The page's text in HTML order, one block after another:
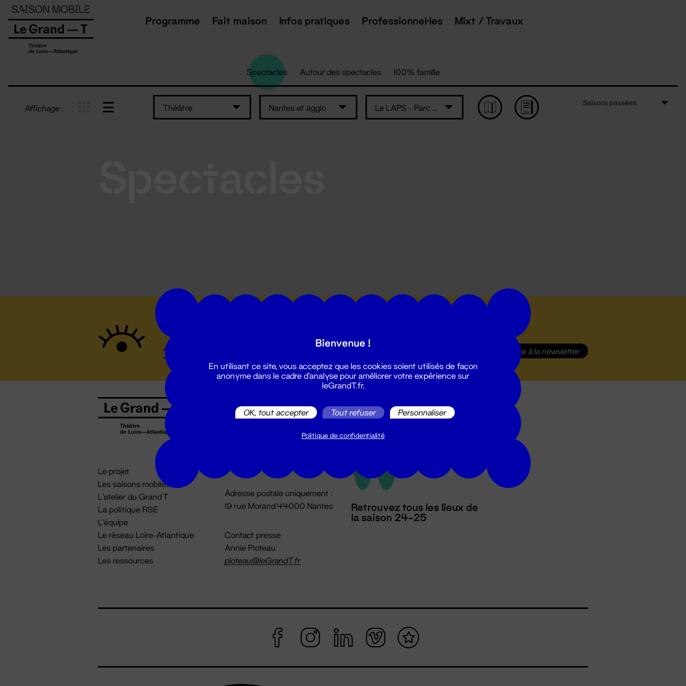
Programme Fait maison Infos pratiques Professionnel·les Mixt / Travaux
Spectacles Autour des spectacles 100% famille
Affichage : Théâtre Nantes et agglo Le LAPS - Parc des Expositions - Nantes
Saisons passées
S'inscrire à la newsletter
Le projet
Les saisons mobiles
L'atelier du Grand T
La politique RSE
L'équipe
Le réseau Loire-Atlantique
Les partenaires
Les ressources
02 51 88 25 25
Du lundi au vendredi 14h → 18h
Adresse postale uniquement :
19 rue Morand 44000 Nantes
Contact presse
Annie Ploteau
ploteau@leGrandT.fr
Retrouvez tous les lieux de
la saison 24-25
Panneau de gestion des cookies
Bienvenue !
En utilisant ce site, vous acceptez que les cookies soient utilisés de façon
anonyme dans le cadre d'analyse pour améliorer votre expérience sur
leGrandT.fr.
OK, tout accepter Tout refuser Personnaliser
Politique de confidentialité